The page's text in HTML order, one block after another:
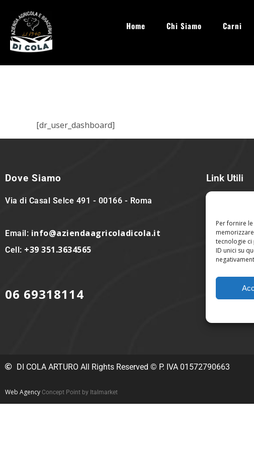
Per fornire
tecnologie
ID unici su
Home Chi Siamo Carni
[dr_user_dashboard]
Dove Siamo
Via di Casal Selce 491 - 00166 - Roma
Email: info@aziendaagricoladicola.it
Cell: +39 351.3634565
06 69318114
Link Utili
Condizioni
Contatti
Seguici
DI COLA ARTURO All Rights Reserved © P. IVA 01572790663
Web Agency Concept Point by Italmarket